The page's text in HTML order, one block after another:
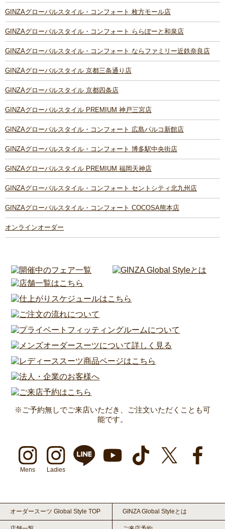
GINZAグローバルスタイル・コンフォート 枚方モール店
GINZAグローバルスタイル・コンフォート ららぽーと和泉店
GINZAグローバルスタイル・コンフォート ならファミリー近鉄奈良店
GINZAグローバルスタイル 京都三条通り店
GINZAグローバルスタイル 京都四条店
GINZAグローバルスタイル PREMIUM 神戸三宮店
GINZAグローバルスタイル・コンフォート 広島パルコ新館店
GINZAグローバルスタイル・コンフォート 博多駅中央街店
GINZAグローバルスタイル PREMIUM 福岡天神店
GINZAグローバルスタイル・コンフォート セントシティ北九州店
GINZAグローバルスタイル・コンフォート COCOSA熊本店
オンラインオーダー
※ご予約無しでご来店いただき、ご注文いただくことも可
能です。
Mens Ladies
オーダースーツ Global Style TOP GINZA Global Styleとは